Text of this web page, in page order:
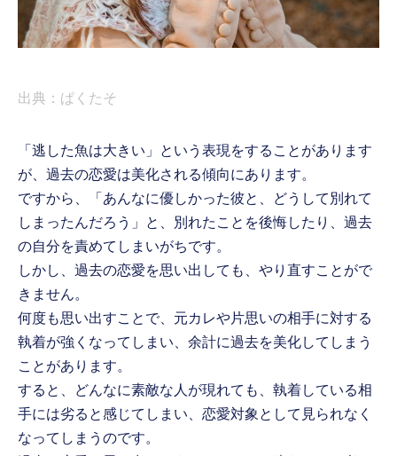
出典：ぱくたそ
「逃した魚は大きい」という表現をすることがあります
が、過去の恋愛は美化される傾向にあります。
ですから、「あんなに優しかった彼と、どうして別れて
しまったんだろう」と、別れたことを後悔したり、過去
の自分を責めてしまいがちです。
しかし、過去の恋愛を思い出しても、やり直すことがで
きません。
何度も思い出すことで、元カレや片思いの相手に対する
執着が強くなってしまい、余計に過去を美化してしまう
ことがあります。
すると、どんなに素敵な人が現れても、執着している相
手には劣ると感じてしまい、恋愛対象として見られなく
なってしまうのです。